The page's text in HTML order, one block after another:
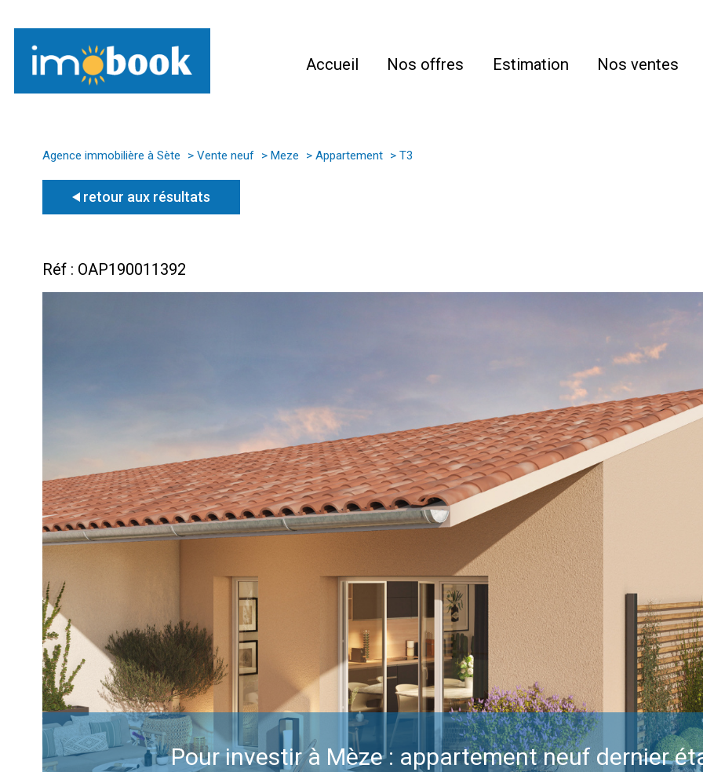
Accueil Nos offres Estimation Nos ventes
Agence immobilière à Sète Vente neuf Meze Appartement T3
retour aux résultats
Réf : OAP190011392
Pour investir à Mèze : appartement neuf dernier